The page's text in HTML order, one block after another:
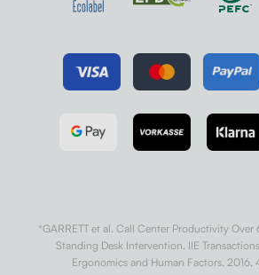
*GARRETT et al. Call Center Productivity
Standing Desk Intervention. IIE
Ergonomics and Human Factors. 2016,